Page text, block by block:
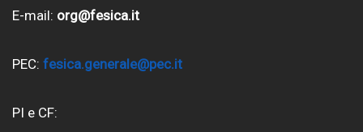
E-mail: org@fesica.it
PEC: fesica.generale@pec.it
PI e CF: